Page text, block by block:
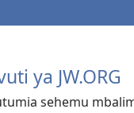
ya JW.ORG
sehemu